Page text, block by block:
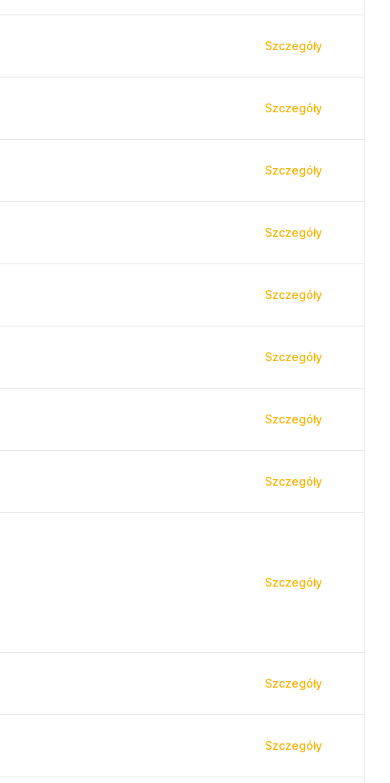
Szczegóły
Szczegóły
Szczegóły
Szczegóły
Szczegóły
Szczegóły
Szczegóły
Szczegóły
Szczegóły
Szczegóły
Szczegóły